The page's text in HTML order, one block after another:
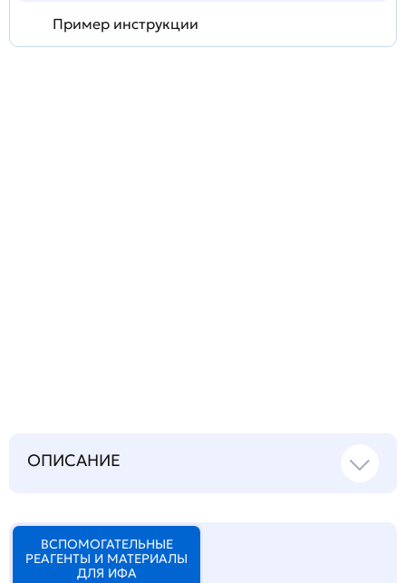
Пример инструкции
ОПИСАНИЕ
ВСПОМОГАТЕЛЬНЫЕ
РЕАГЕНТЫ И МАТЕРИАЛЫ
ДЛЯ ИФА